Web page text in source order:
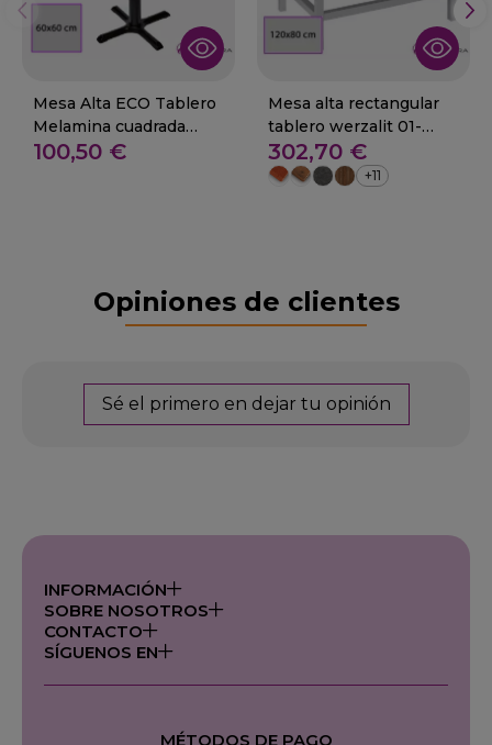
Mesa Alta ECO Tablero
Melamina cuadrada
60x60 cm. POTES
100,50 €
Mesa alta rectangular
tablero werzalit 01-
Horra
302,70 €
+11
Opiniones de clientes
Sé el primero en dejar tu opinión
INFORMACIÓN
SOBRE NOSOTROS
CONTACTO
SÍGUENOS EN
MÉTODOS DE PAGO